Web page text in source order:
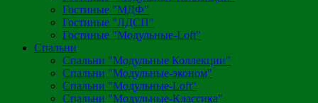
Гостиные "МДФ"
Гостиные "ЛДСП"
Гостиные "Модульные-Loft"
Спальни
Спальни "Модульные Коллекции"
Спальни "Модульные-эконом"
Спальни "Модульные-Loft"
Спальни "Модульные-Классика"